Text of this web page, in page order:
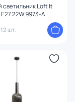
светильник Loft It
22W 9973-A
шт.